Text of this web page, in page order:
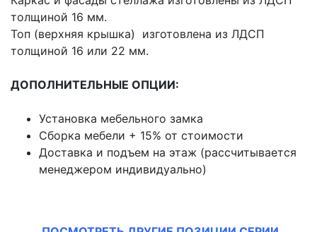
толщиной 16 мм.
Топ (верхняя крышка) изготовлена из ЛДСП
толщиной 16 или 22 мм.
ДОПОЛНИТЕЛЬНЫЕ ОПЦИИ:
Установка мебельного замка
Сборка мебели + 15% от стоимости
Доставка и подъем на этаж (рассчитывается
менеджером индивидуально)